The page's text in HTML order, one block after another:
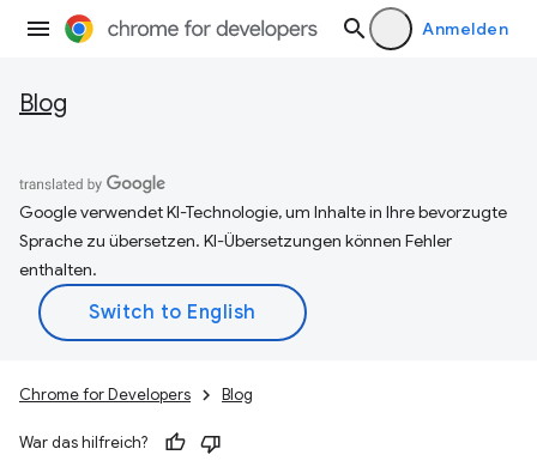
Anmelden
Blog
Google verwendet KI-Technologie, um Inhalte in Ihre bevorzugte
Sprache zu übersetzen. KI-Übersetzungen können Fehler
enthalten.
Chrome for Developers Blog
War das hilfreich?